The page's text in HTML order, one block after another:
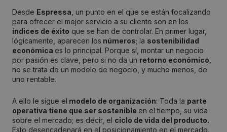
Desde Espressa , un punto en el que se están focalizando
para ofrecer el mejor servicio a su cliente son en los
índices de éxito que se han de controlar. En primer lugar,
lógicamente, aparecen los números; la sostenibilidad
económica es lo principal. Porque sí, montar un negocio
por pasión es clave, pero si no da un retorno económico
no se trata de un modelo de negocio, y mucho menos, de
uno rentable.
A ello le sigue el modelo de organización: Toda la parte
operativa tiene que ser sostenible en el tiempo, su vida
sobre el mercado; es decir, el ciclo de vida del producto.
Esto desencadenará en el posicionamiento en el mercado.